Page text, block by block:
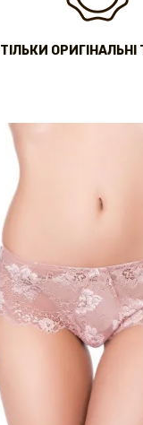
ТІЛЬКИ